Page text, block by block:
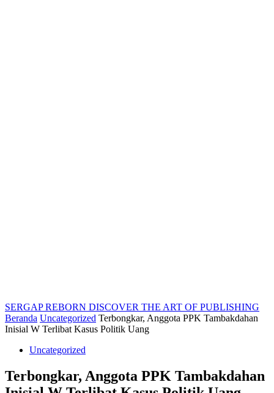
SERGAP REBORN DISCOVER THE ART OF PUBLISHING
Beranda Uncategorized Terbongkar, Anggota PPK Tambakdahan
Inisial W Terlibat Kasus Politik Uang
Uncategorized
Terbongkar, Anggota PPK Tambakdahan